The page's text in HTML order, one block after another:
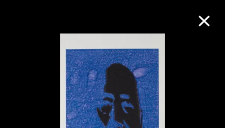
M+藏品
进一步筛选